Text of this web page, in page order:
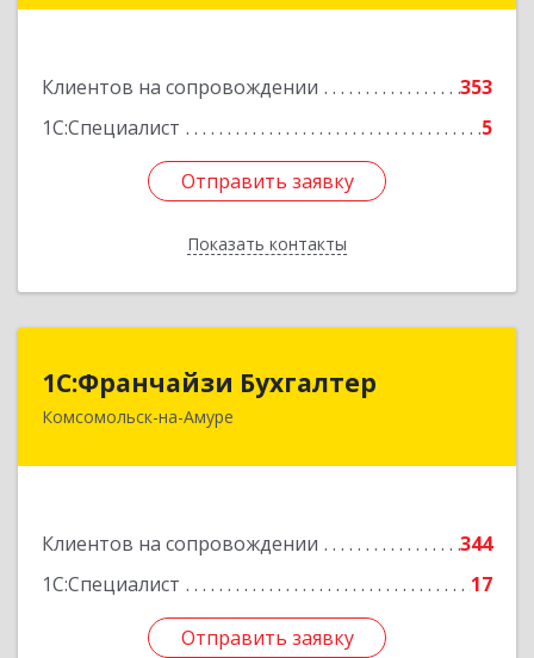
Клиентов на сопровождении
353
1С:Специалист
5
Отправить заявку
Показать контакты
Отправить заявку
Назад
1С:Франчайзи Бухгалтер
Комсомольск-на-Амуре
Клиентов на сопровождении
344
1С:Специалист
17
Отправить заявку
1С:Франчайзи Бухгалтер
681000, Хабаровский край, Комсомольск-на-
Подробнее
Отправить заявку